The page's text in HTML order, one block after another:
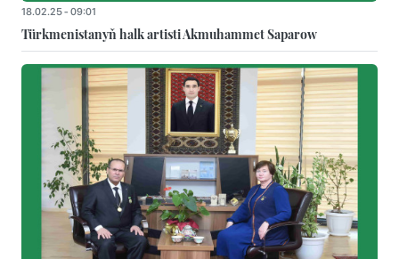
18.02.25 - 09:01
Türkmenistanyň halk artisti Akmuhammet Saparow